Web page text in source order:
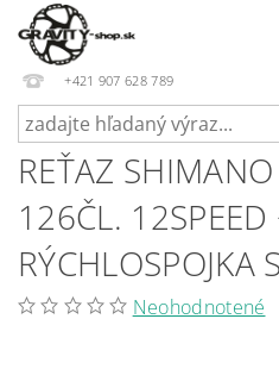
+421 907 628 789
REŤAZ
126ČL. 12SPEED
RÝCHLOSPOJKA
Neohodnotené